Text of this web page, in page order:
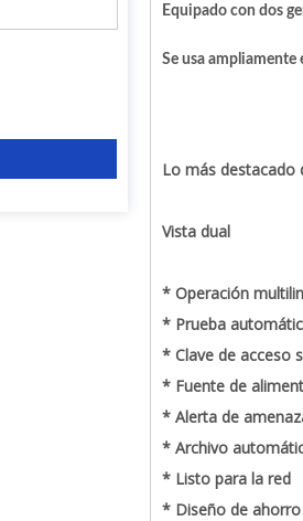
Equipado con dos
Se usa ampliamente
Lo más destacado
Vista dual
* Operación
* Prueba
* Clave de acceso
* Fuente de
* Alerta de
* Archivo
* Listo para la red
* Diseño de